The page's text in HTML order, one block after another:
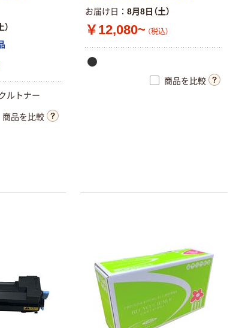
ルトナー
商品を比較
お届け日 8月8日（土）
￥12,080~ （税込）
商品を比較